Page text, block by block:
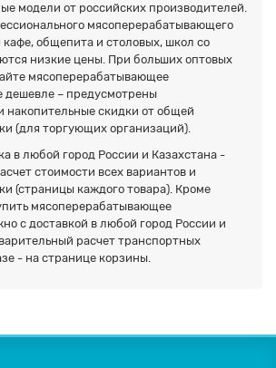
модели от российских производителей.
мясоперерабатывающего
общепита и столовых, школ со
низкие цены. При больших оптовых
мясоперерабатывающее
дешевле – предусмотрены
накопительные скидки от общей
(для торгующих организаций).
в любой город России и Казахстана -
стоимости всех вариантов и
(страницы каждого товара). Кроме
мясоперерабатывающее
с доставкой в любой город России и
расчет транспортных
- на странице корзины.